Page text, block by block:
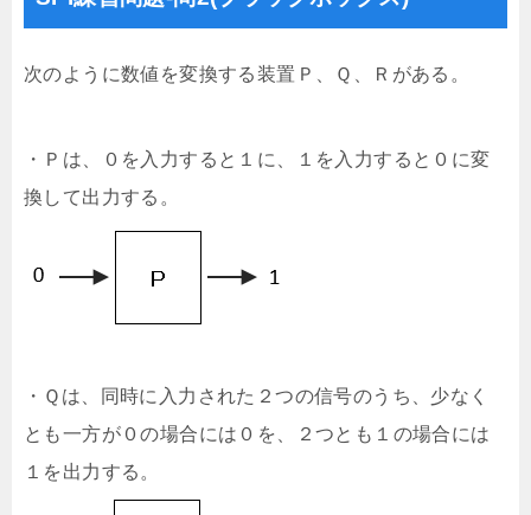
次のように数値を変換する装置Ｐ、Ｑ、Ｒがある。
・Ｐは、０を入力すると１に、１を入力すると０に変
換して出力する。
・Ｑは、同時に入力された２つの信号のうち、少なく
とも一方が０の場合には０を、２つとも１の場合には
１を出力する。